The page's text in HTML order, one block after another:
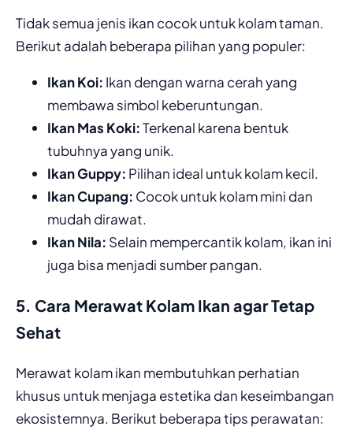
Tidak semua jenis ikan cocok untuk kolam taman.
Berikut adalah beberapa pilihan yang populer:
Ikan Koi: Ikan dengan warna cerah yang
membawa simbol keberuntungan.
Ikan Mas Koki:Terkenal karena bentuk
tubuhnya yang unik.
Ikan Guppy: Pilihan ideal untuk kolam kecil.
Ikan Cupang: Cocok untuk kolam mini dan
mudah dirawat.
Ikan Nila: Selain mempercantik kolam, ikan ini
juga bisa menjadi sumber pangan.
5. Cara Merawat Kolam Ikan agar Tetap
Sehat
Merawat kolam ikan membutuhkan perhatian
khusus untuk menjaga estetika dan keseimbangan
ekosistemnya. Berikut beberapa tips perawatan: